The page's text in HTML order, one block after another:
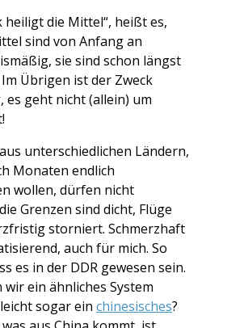
heiligt die Mittel“, heißt es,
sind von Anfang an
sie sind schon längst
Übrigen ist der Zweck
es geht nicht (allein) um
unterschiedlichen Ländern,
Monaten endlich
wollen, dürfen nicht
Grenzen sind dicht, Flüge
storniert. Schmerzhaft
auch für mich. So
es in der DDR gewesen sein.
wir ein ähnliches System
sogar ein chinesisches?